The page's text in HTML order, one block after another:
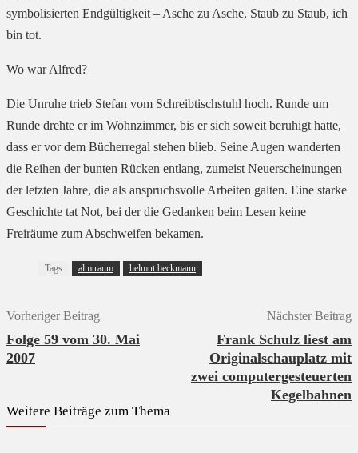
symbolisierten Endgültigkeit – Asche zu Asche, Staub zu Staub, ich
bin tot.
Wo war Alfred?
Die Unruhe trieb Stefan vom Schreibtischstuhl hoch. Runde um
Runde drehte er im Wohnzimmer, bis er sich soweit beruhigt hatte,
dass er vor dem Bücherregal stehen blieb. Seine Augen wanderten
die Reihen der bunten Rücken entlang, zumeist Neuerscheinungen
der letzten Jahre, die als anspruchsvolle Arbeiten galten. Eine starke
Geschichte tat Not, bei der die Gedanken beim Lesen keine
Freiräume zum Abschweifen bekamen.
Tags almtraum helmut beckmann
Vorheriger Beitrag
Folge 59 vom 30. Mai
2007
Nächster Beitrag
Frank Schulz liest am
Originalschauplatz mit
zwei computergesteuerten
Kegelbahnen
Weitere Beiträge zum Thema